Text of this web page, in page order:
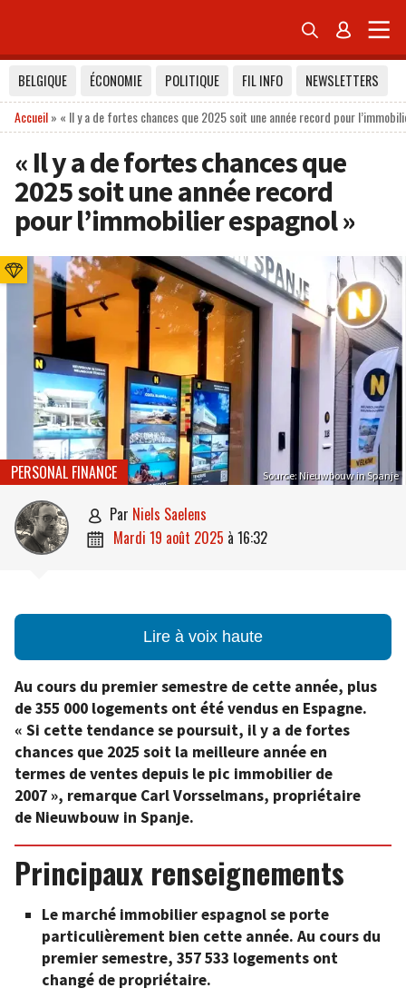
 
BELGIQUE ÉCONOMIE POLITIQUE FIL INFO
NEWSLETTERS
Accueil» « Il y a de fortes chances que 2025 soit une année record pour
« Il y a de fortes chances que
2025 soit une année record
pour l’immobilier espagnol »
Source: Nieuwbouw in Spanje
PERSONAL FINANCE
 par Niels Saelens
 mardi 19 août 2025 à 16:32
Lire à voix haute
Au cours du premier semestre de cette année, plus
de 355 000 logements ont été vendus en Espagne.
« Si cette tendance se poursuit, il y a de fortes
chances que 2025 soit la meilleure année en
termes de ventes depuis le pic immobilier de
2007 », remarque Carl Vorsselmans, propriétaire
de Nieuwbouw in Spanje.
Principaux renseignements
Le marché immobilier espagnol se porte
particulièrement bien cette année. Au cours du
premier semestre, 357 533 logements ont
changé de propriétaire.